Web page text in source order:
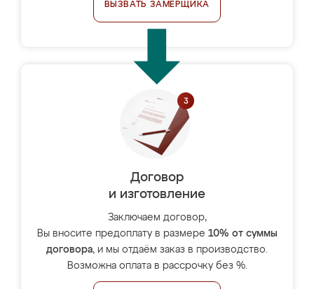
ВЫЗВАТЬ ЗАМЕРЩИКА
Договор
и изготовление
Заключаем договор,
Вы вносите предоплату в размере 10% от суммы
договора, и мы отдаём заказ в производство.
Возможна оплата в рассрочку без %.